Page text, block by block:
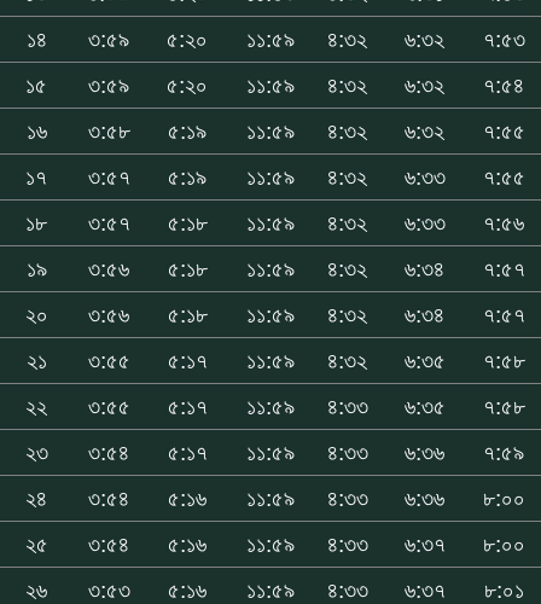
১৪
৩:৫৯ ৫:২০ ১১:৫৯ ৪:৩২ ৬:৩২
৭:৫৩
১৫
৩:৫৯ ৫:২০ ১১:৫৯ ৪:৩২ ৬:৩২
৭:৫৪
১৬
৩:৫৮ ৫:১৯ ১১:৫৯ ৪:৩২ ৬:৩২
৭:৫৫
১৭
৩:৫৭ ৫:১৯ ১১:৫৯ ৪:৩২ ৬:৩৩
৭:৫৫
১৮
৩:৫৭ ৫:১৮ ১১:৫৯ ৪:৩২ ৬:৩৩
৭:৫৬
১৯
৩:৫৬ ৫:১৮ ১১:৫৯ ৪:৩২ ৬:৩৪
৭:৫৭
২০
৩:৫৬ ৫:১৮ ১১:৫৯ ৪:৩২ ৬:৩৪
৭:৫৭
২১
৩:৫৫ ৫:১৭ ১১:৫৯ ৪:৩২ ৬:৩৫
৭:৫৮
২২
৩:৫৫ ৫:১৭ ১১:৫৯ ৪:৩৩ ৬:৩৫
৭:৫৮
২৩
৩:৫৪ ৫:১৭ ১১:৫৯ ৪:৩৩ ৬:৩৬
৭:৫৯
২৪
৩:৫৪ ৫:১৬ ১১:৫৯ ৪:৩৩ ৬:৩৬
৮:০০
২৫
৩:৫৪ ৫:১৬ ১১:৫৯ ৪:৩৩ ৬:৩৭
৮:০০
২৬
৩:৫৩ ৫:১৬ ১১:৫৯ ৪:৩৩ ৬:৩৭
৮:০১